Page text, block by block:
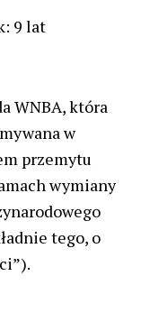
9 lat
WNBA, która
w
przemytu
wymiany
tego, o